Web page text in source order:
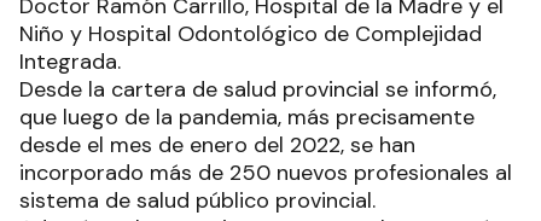
Niño y Hospital Odontológico de Complejidad
Integrada.
Desde la cartera de salud provincial se informó,
que luego de la pandemia, más precisamente
desde el mes de enero del 2022, se han
incorporado más de 250 nuevos profesionales al
sistema de salud público provincial.